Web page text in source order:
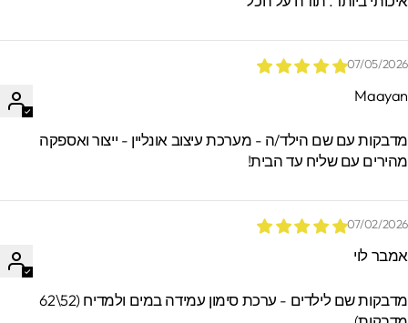
הזמנות.
07/05/
עם שם הילד/ה - מערכת עיצוב אונליין - ייצור ואספקה
עם שליח עד הבית!
07/02/
לוי
מדבקות שם לילדים - ערכת סימון עמידה במים ולמדיח (52\62